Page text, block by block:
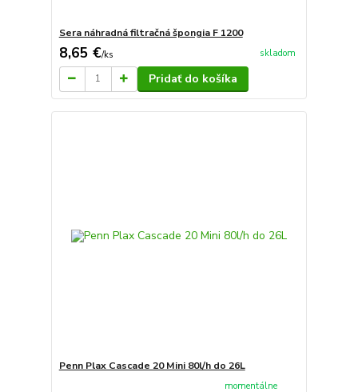
Sera náhradná filtračná špongia F 1200
8,65 €/ks skladom
Pridať do košíka
Penn Plax Cascade 20 Mini 80l/h do 26L
momentálne